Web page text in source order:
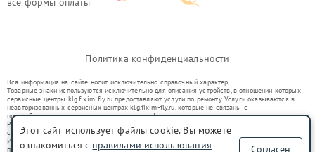
Политика конфиденциальности
Вся информация на сайте носит исключительно справочный характер.
Товарные знаки используются исключительно для описания устройств, в отношении которых
сервисные центры klg.fixim-fly.ru предоставляют услуги по ремонту. Услуги оказываются в
неавторизованных сервисных центрах klg.fixim-fly.ru, которые не связаны с
правообладателями товарных знаков или их официальными представителями.
Ремонт осуществляется для устройств, уже введенных в гражданский оборот в соответствии
со статьей 1487 ГК РФ.
Использование товарных знаков не преследует цели индивидуализации услуг или введения
потребителей в заблуждение, а служит для информирования о предоставляемых услугах по
Этот сайт использует файлы cookie. Вы можете
ознакомиться с правилами использования Согласен